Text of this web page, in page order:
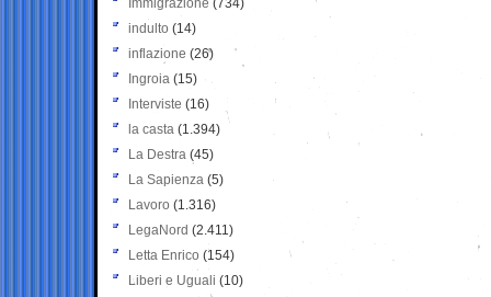
Immigrazione (734)
indulto (14)
inflazione (26)
Ingroia (15)
Interviste (16)
la casta (1.394)
La Destra (45)
La Sapienza (5)
Lavoro (1.316)
LegaNord (2.411)
Letta Enrico (154)
Liberi e Uguali (10)